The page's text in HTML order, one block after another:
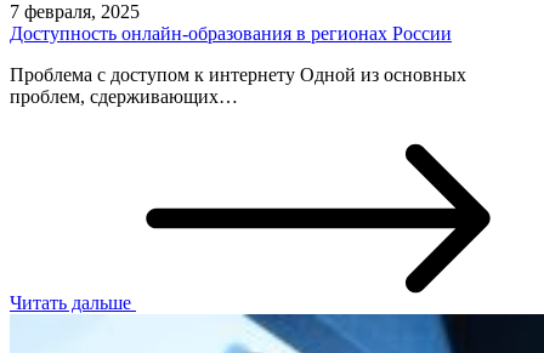
7 февраля, 2025
Доступность онлайн-образования в регионах России
Проблема с доступом к интернету Одной из основных
проблем, сдерживающих…
Читать дальше